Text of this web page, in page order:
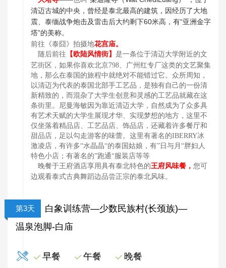
清迈古城的中央，曾经是泰北最高的建筑，因经历了大地
震、泰缅战争炮击及雷击后大约剩下60米高，有“亚洲金字
塔”的美称。
前往《泰囧》拍摄地花宫庙。
随后前往 【欧陆风情街】 是一条位于清迈大学附近的文
艺街区，如果你喜欢北京798、广州红专厂这类的文艺聚集
地，那么在泰国的旅程中就绝对不能错过它。众所周知，
以清迈为代表的泰国北部手工艺品，是独有自己的一份清
新精致的，而混杂了大学生创意和灵感的工艺品就藏在这
条街里。尼曼海敏因为靠近清迈大学，自然成为了众多具
有艺术天赋的大学生展现才华、实现梦想的地方，这里不
仅坐落着精品店、工艺品店、饰品店，还藏着许多餐厅和
甜品店，足以勾走游客的味蕾。这里有著名的IBERRY冰
激凌店，有许多“水晶晶“的泰国姑娘，有”日与月“胖妇人
特色小店；有著名的”跑通“服装店等等
晚餐于王府酒店享用具有泰北特色的王府风味餐， 您可
边观看泰式古典舞蹈边品尝正宗的泰北风味。
第3天
白象训练营—少数民族村(长颈族)—
温泉泡脚-白庙
早餐 午餐 晚餐